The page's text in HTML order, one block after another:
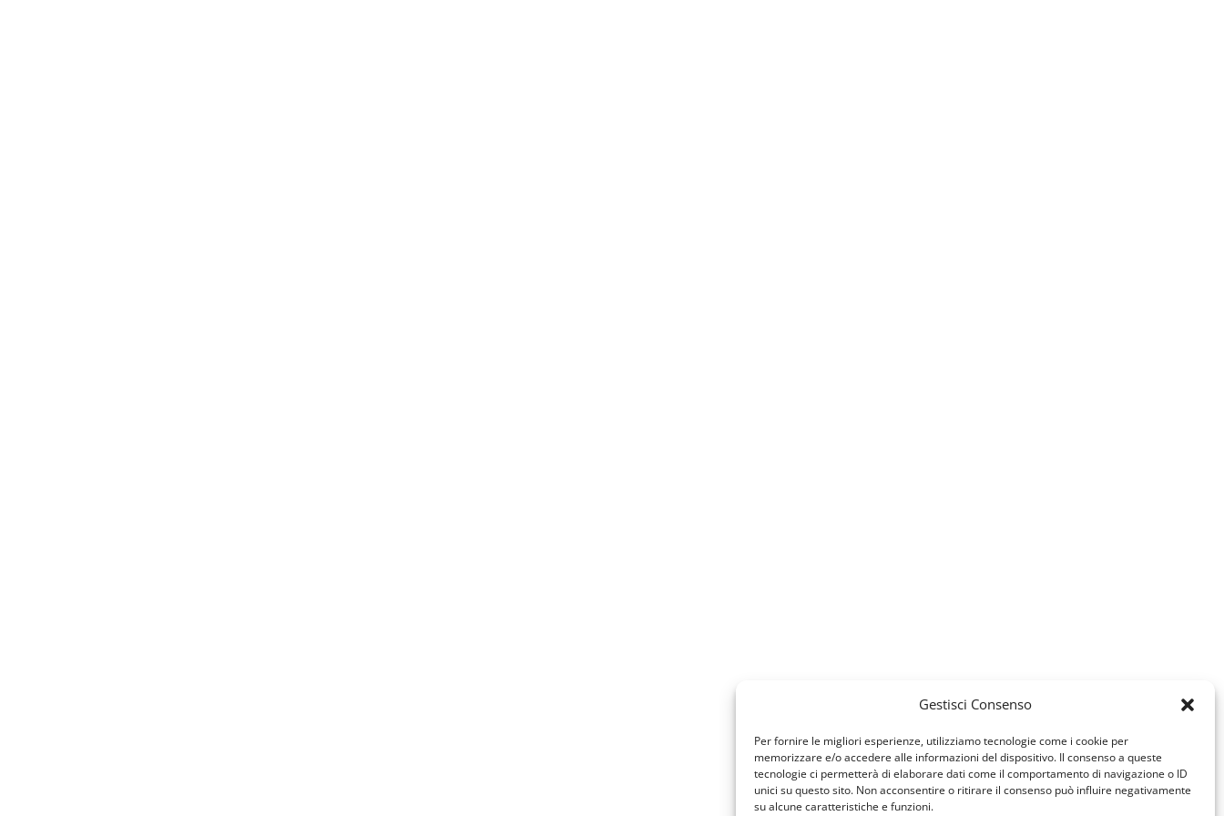
Gestisci Consenso
Per fornire le migliori esperienze, utilizziamo tecnologie come i cookie per
memorizzare e/o accedere alle informazioni del dispositivo. Il consenso a queste
tecnologie ci permetterà di elaborare dati come il comportamento di navigazione o ID
unici su questo sito. Non acconsentire o ritirare il consenso può influire negativamente
su alcune caratteristiche e funzioni.